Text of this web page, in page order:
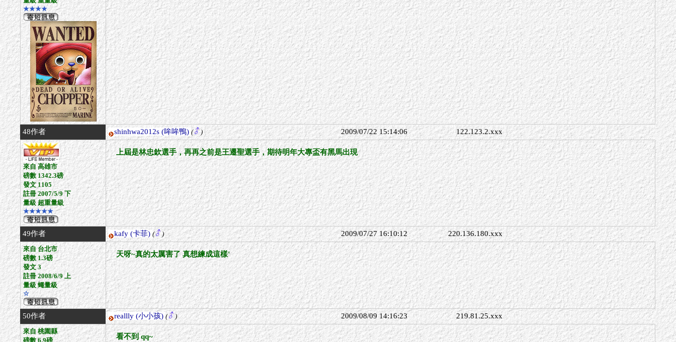
★★★★
48作者 shinhwa2012s (哞哞鴨) ( ) 2009/07/22 15:14:06 122.123.2.xxx
來自 高雄市
磅數 1342.3磅
發文 1105
註冊 2007/5/9 下
量級 超重量級
★★★★★
上屆是林忠欽選手，再再之前是王遷聖選手，期待明年大專盃有黑馬出現
49作者 kafy (卡菲) ( ) 2009/07/27 16:10:12 220.136.180.xxx
來自 台北市
磅數 1.3磅
發文 3
註冊 2008/6/9 上
量級 蠅量級
☆
天呀~真的太厲害了 真想練成這樣'
50作者 reallly (小小孩) ( ) 2009/08/09 14:16:23 219.81.25.xxx
來自 桃園縣
磅數 6.9磅
看不到 qq~